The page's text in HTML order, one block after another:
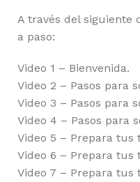
A través del siguiente
a paso:
Video 1 – Bienvenida.
Video 2 – Pasos para
Video 3 – Pasos para
Video 4 – Pasos para
Video 5 – Prepara tus
Video 6 – Prepara tus
Video 7 – Prepara tus